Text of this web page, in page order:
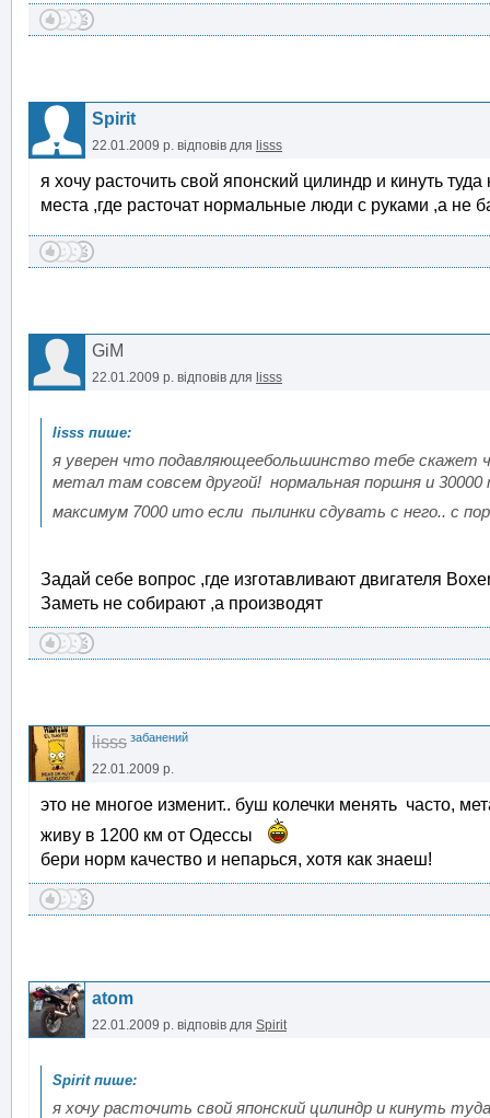
Spirit
22.01.2009 р. відповів для lisss
я хочу расточить свой японский цилиндр и кинуть
места ,где расточат нормальные люди с руками ,а не
GiM
22.01.2009 р. відповів для lisss
я уверен что подавляющеебольшинство тебе скажет
метал там совсем другой! нормальная поршня и
максимум 7000 ито если пылинки сдувать с него.. с
Задай себе вопрос ,где изготавливают двигателя
Заметь не собирают ,а производят
lisss забанений
22.01.2009 р.
это не многое изменит.. буш колечки менять часто,
живу в 1200 км от Одессы
бери норм качество и непарься, хотя как знаеш!
atom
22.01.2009 р. відповів для Spirit
я хочу расточить свой японский цилиндр и кинуть